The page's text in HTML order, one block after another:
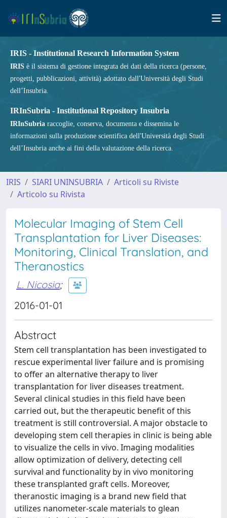
IRIS - Institutional Research Information System
IRIS è il sistema di gestione integrata dei dati della ricerca (persone,
progetti, pubblicazioni, attività) adottato dall'Università degli Studi
dell’Insubria.
IRInSubria - Institutional Repository Insubria
IRInSubria raccoglie, conserva, documenta e dissemina le
informazioni sulla produzione scientifica dell'Università degli Studi
dell’Insubria anche ai fini della valutazione della ricerca.
IRIS SIARI UNINSUBRIA
Articoli su Riviste
Articolo su Rivista
Molecular Imaging of Stem Cell
Transplantation for Liver Diseases:
Monitoring, Clinical Translation, and
Theranostics
L. Nicosia;
2016-01-01
Abstract
Stem cell transplantation has been investigated to
rescue experimental liver failure and is promising
to offer an alternative therapy to liver
transplantation for liver diseases treatment.
Several clinical studies in this field have been
carried out, but the therapeutic benefit of this
treatment is still controversial. A major obstacle to
developing stem cell therapies in clinic is being able
to visualize the cells in vivo. Imaging modalities
allow optimization of delivery, detecting cell
survival and functionality by in vivo monitoring
these transplanted graft cells. Moreover,
theranostic imaging is a brand new field that
utilizes nanometer-scale materials to glean